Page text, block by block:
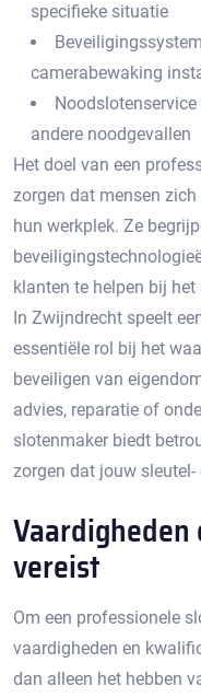
specifieke situatie
camerabewaking
andere noodgevallen
Het doel van een
zorgen dat mensen
hun werkplek.​ Ze
klanten te helpen bij
In Zwijndrecht speelt
essentiële rol bij het
beveiligen van
advies, reparatie of
slotenmaker biedt
zorgen dat jouw
vereist
Om een professionele
vaardigheden en
dan alleen het hebben